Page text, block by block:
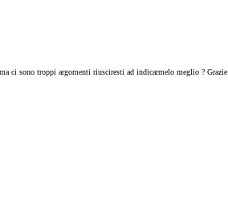
ci sono troppi argomenti riusciresti ad indicarmelo meglio ? Grazie